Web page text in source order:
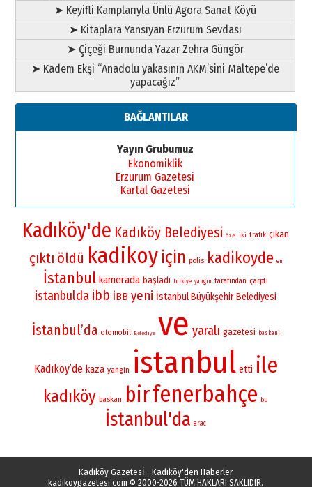
➤ Keyifli Kamplarıyla Ünlü Agora Sanat Köyü
➤ Kitaplara Yansıyan Erzurum Sevdası
➤ Çiçeği Burnunda Yazar Zehra Güngör
➤ Kadem Ekşi “Anadolu yakasının AKM’sini Maltepe’de
yapacağız”
BAĞLANTILAR
Yayın Grubumuz
Ekonomiklik
Erzurum Gazetesi
Kartal Gazetesi
Kadıköy'de Kadıköy Belediyesi özel iki trafik çıkan
çıktı öldü kadikoy için polis kadikoyde en
İstanbul kamerada başladı turkiye yangın tarafından çarptı
istanbulda ibb İBB yeni İstanbul Büyükşehir Belediyesi
İstanbul’da otomobil Belediye ve yaralı gazetesi baskani
Kadıköy’de kaza yangin istanbul etti ile
kadıköy baskan birfenerbahçe bu
İstanbul'da arac
Kadıköy Gazetesİ - Kadıköy'den Haberler
kadikoygazetesi.com © 2000-2026 TÜM HAKLARI SAKLIDIR.